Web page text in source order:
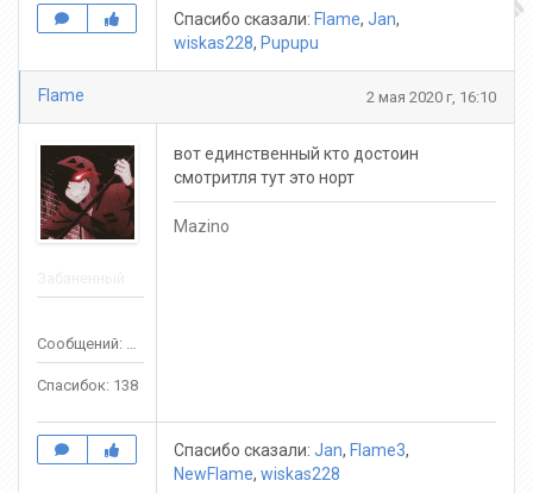
Спасибо сказали: Flame, Jan,
wiskas228, Pupupu
Flame 2 мая 2020 г, 16:10
Сообщений: 569
Спасибок: 138
вот единственный кто достоин
смотритля тут это норт
Mazino
Спасибо сказали: Jan, Flame3,
NewFlame, wiskas228